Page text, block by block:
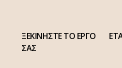
ΞΕΚΙΝΗΣΤΕ ΤΟ ΕΡΓΟ
ΣΑΣ